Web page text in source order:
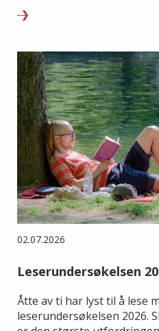
02.07.2026
Leserundersøkelsen
Åtte av ti har lyst til å lese
leserundersøkelsen 2026.